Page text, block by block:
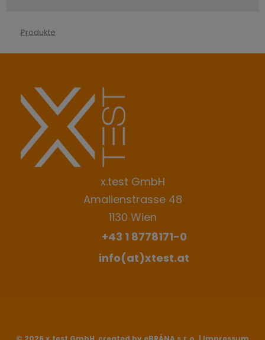
konnte
Produkte
x.test GmbH
Amalienstrasse 48
1130 Wien
+43 1 8778171-0
info(at)xtest.at